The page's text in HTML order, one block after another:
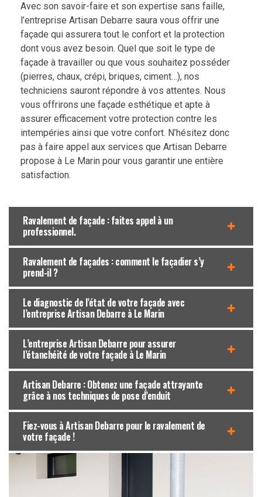
Avec son savoir-faire et son expertise sans faille,
l’entreprise Artisan Debarre saura vous offrir une
façade qui assurera tout le confort et la protection
dont vous avez besoin. Quel que soit le type de
façade à travailler ou que vous souhaitez posséder
(pierres, chaux, crépi, briques, ciment…), nos
techniciens sauront répondre à vos attentes. Nous
vous offrirons une façade esthétique et apte à
assurer efficacement votre protection contre les
intempéries ainsi que votre confort. N’hésitez donc
pas à faire appel aux services que Artisan Debarre
propose à Le Marin pour vous garantir une entière
satisfaction.
Ravalement de façade : faites appel à un
professionnel.
Ravalement de façades : comment le façadier s’y
prend-il ?
Le diagnostic de l’état de votre façade avec
l’entreprise Artisan Debarre à Le Marin
L’entreprise Artisan Debarre pour assurer
l’étanchéité de votre façade à Le Marin
Artisan Debarre : Obtenez une façade attrayante
grâce à nos techniques de pose d’enduit
Fiez-vous à Artisan Debarre pour le ravalement de
votre façade !